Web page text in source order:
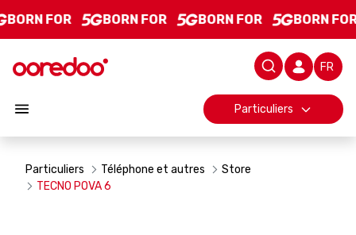
Saut au contenu principal
BORN FOR BORN FOR BORN FOR BORN FOR
Barre
Particuliers
Particuliers Téléphone et autres
Store
TECNO POVA 6